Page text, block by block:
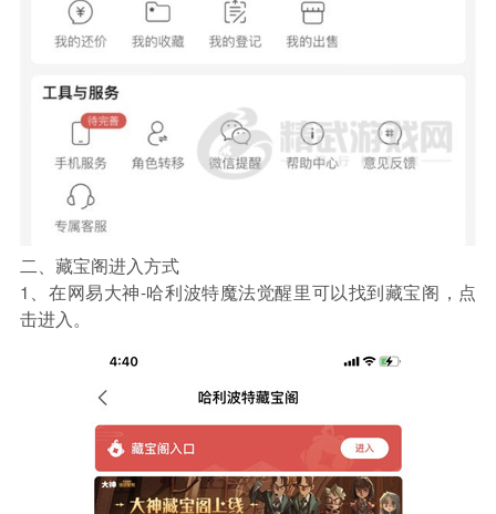
二、藏宝阁进入方式
1、在网易大神-哈利波特魔法觉醒里可以找到藏宝阁，点
击进入。